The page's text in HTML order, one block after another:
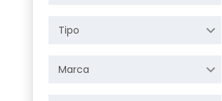
Tipo
Marca